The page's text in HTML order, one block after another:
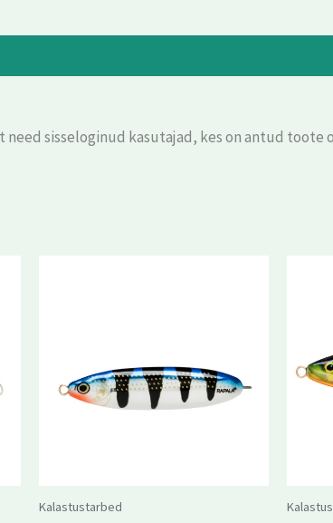
sisseloginud kasutajad, kes on antud toote
Kalastustarbed